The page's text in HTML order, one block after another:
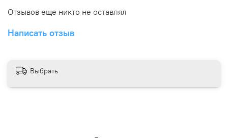
Отзывов еще никто не оставлял
Написать отзыв
Выбрать